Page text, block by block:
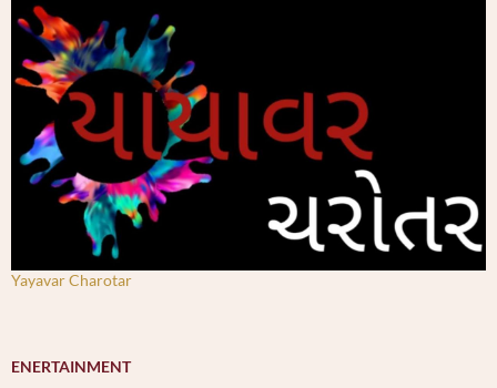
Yayavar Charotar
ENERTAINMENT